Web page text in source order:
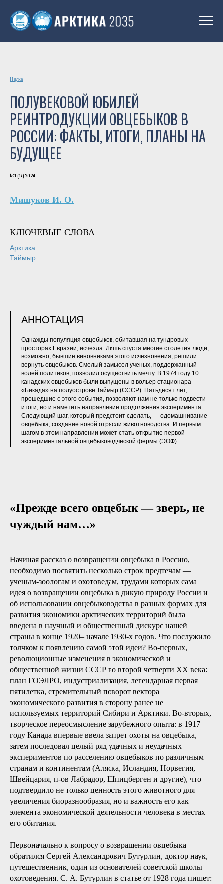
Наука
ПОЛУВЕКОВОЙ ЮБИЛЕЙ
РЕИНТРОДУКЦИИ ОВЦЕБЫКОВ В
РОССИИ: ФАКТЫ, ИТОГИ, ПЛАНЫ НА
БУДУЩЕЕ
№1 (17) 2024
Мишуков И. О.
КЛЮЧЕВЫЕ СЛОВА
Арктика
Таймыр
АННОТАЦИЯ
Однажды популяция овцебыков, обитавшая на тундровых
просторах Евразии, исчезла. Лишь спустя многие столетия люди,
возможно, бывшие виновниками этого исчезновения, решили
вернуть овцебыков. Смелый замысел ученых, поддержанный
волей политиков, позволил осуществить мечту. В 1974 году 10
канадских овцебыков были выпущены в вольер стационара
«Бикада» на полуострове Таймыр (СССР). Пятьдесят лет,
прошедшие с этого события, позволяют нам не только подвести
итоги, но и наметить направление продолжения эксперимента.
Следующий шаг, который предстоит сделать, — одомашнивание
овцебыка, создание новой отрасли животноводства. И первым
шагом в этом направлении может стать открытие первой
экспериментальной овцебыководческой фермы (ЭОФ).
«Прежде всего овцебык — зверь, не
чуждый нам…»
Начиная рассказ о возвращении овцебыка в Россию,
необходимо посвятить несколько строк предтечам —
ученым-зоологам и охотоведам, трудами которых сама
идея о возвращении овцебыка в дикую природу России и
об использовании овцебыководства в разных формах для
развития экономики арктических территорий была
введена в научный и общественный дискурс нашей
страны в конце 1920– начале 1930-х годов. Что послужило
толчком к появлению самой этой идеи? Во-первых,
революционные изменения в экономической и
общественной жизни СССР во второй четверти ХХ века:
план ГОЭЛРО, индустриализация, легендарная первая
пятилетка, стремительный поворот вектора
экономического развития в сторону ранее не
используемых территорий Сибири и Арктики. Во-вторых,
творческое переосмысление зарубежного опыта: в 1917
году Канада впервые ввела запрет охоты на овцебыка,
затем последовал целый ряд удачных и неудачных
экспериментов по расселению овцебыков по различным
странам и континентам (Аляска, Исландия, Норвегия,
Швейцария, п-ов Лабрадор, Шпицберген и другие), что
подтвердило не только ценность этого животного для
увеличения биоразнообразия, но и важность его как
элемента экономической деятельности человека в местах
его обитания.
Первоначально к вопросу о возвращении овцебыка
обратился Сергей Александрович Бутурлин, доктор наук,
путешественник, один из основателей советской школы
охотоведения. С. А. Бутурлин в статье от 1928 года пишет: